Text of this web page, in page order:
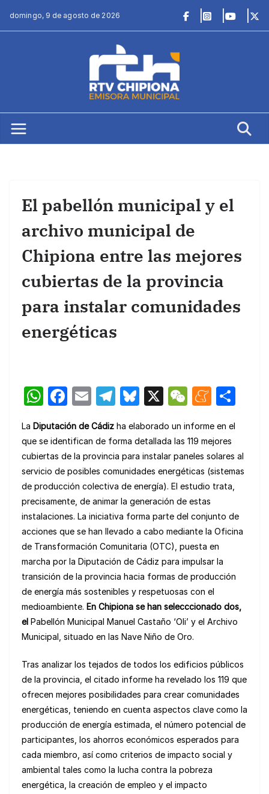
domingo, 9 de agosto de 2026
El pabellón municipal y el
archivo municipal de
Chipiona entre las mejores
cubiertas de la provincia
para instalar comunidades
energéticas
W
at
s
A
p
p
F
c
e
b
o
o
k
E
ail
T
e
gr
a
m
Bl
e
s
k
y
X
W
C
h
at
M
n
e
a
m
e
p
ar
La Diputación de Cádiz ha elaborado un informe en el
que se identifican de forma detallada las 119 mejores
cubiertas de la provincia para instalar paneles solares al
servicio de posibles comunidades energéticas (sistemas
de producción colectiva de energía). El estudio trata,
precisamente, de animar la generación de estas
instalaciones. La iniciativa forma parte del conjunto de
acciones que se han llevado a cabo mediante la Oficina
de Transformación Comunitaria (OTC), puesta en
marcha por la Diputación de Cádiz para impulsar la
transición de la provincia hacia formas de producción
de energía más sostenibles y respetuosas con el
medioambiente. En Chipiona se han selecccionado dos,
el Pabellón Municipal Manuel Castaño ‘Oli’ y el Archivo
Municipal, situado en las Nave Niño de Oro.
Tras analizar los tejados de todos los edificios públicos
de la provincia, el citado informe ha revelado los 119 que
ofrecen mejores posibilidades para crear comunidades
energéticas, teniendo en cuenta aspectos clave como la
producción de energía estimada, el número potencial de
participantes, los ahorros económicos esperados para
cada miembro, así como criterios de impacto social y
ambiental tales como la lucha contra la pobreza
energética, la creación de empleo y el impacto